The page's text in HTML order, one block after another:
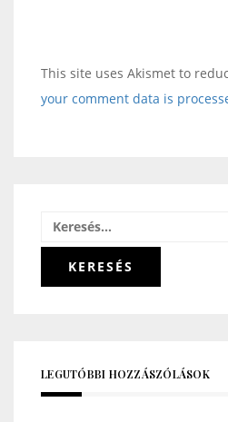
This site uses Akismet to
your comment data is
Keresés:
LEGUTÓBBI HOZZÁSZÓLÁSOK